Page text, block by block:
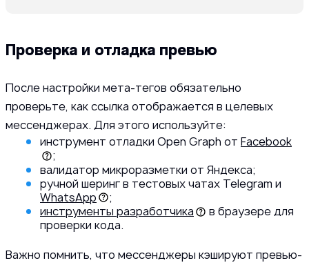
Проверка и отладка превью
После настройки мета-тегов обязательно
проверьте, как ссылка отображается в целевых
мессенджерах. Для этого используйте:
инструмент отладки Open Graph от Facebook
;
валидатор микроразметки от Яндекса;
ручной шеринг в тестовых чатах Telegram и
WhatsApp
;
инструменты разработчика
в браузере для
проверки кода.
Важно помнить, что мессенджеры кэшируют превью-